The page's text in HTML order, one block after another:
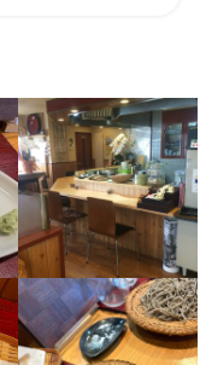
材管理、メニュー開
業務もお任せしま
材管理、メニュー開
業務もお任せしま